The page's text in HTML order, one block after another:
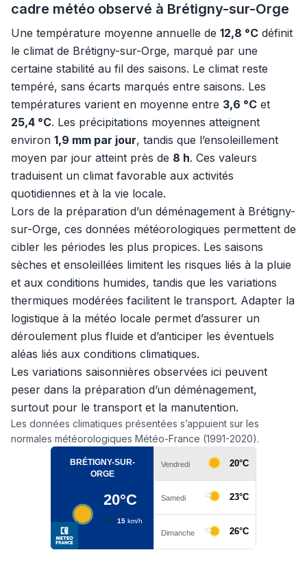
cadre météo observé à Brétigny-sur-Orge
Une température moyenne annuelle de 12,8 °C définit
le climat de Brétigny-sur-Orge, marqué par une
certaine stabilité au fil des saisons. Le climat reste
tempéré, sans écarts marqués entre saisons. Les
températures varient en moyenne entre 3,6 °C et
25,4 °C. Les précipitations moyennes atteignent
environ 1,9 mm par jour, tandis que l’ensoleillement
moyen par jour atteint près de 8 h. Ces valeurs
traduisent un climat favorable aux activités
quotidiennes et à la vie locale.
Lors de la préparation d’un déménagement à Brétigny-
sur-Orge, ces données météorologiques permettent de
cibler les périodes les plus propices. Les saisons
sèches et ensoleillées limitent les risques liés à la pluie
et aux conditions humides, tandis que les variations
thermiques modérées facilitent le transport. Adapter la
logistique à la météo locale permet d’assurer un
déroulement plus fluide et d’anticiper les éventuels
aléas liés aux conditions climatiques.
Les variations saisonnières observées ici peuvent
peser dans la préparation d’un déménagement,
surtout pour le transport et la manutention.
Les données climatiques présentées s’appuient sur les
normales météorologiques Météo-France (1991-2020).